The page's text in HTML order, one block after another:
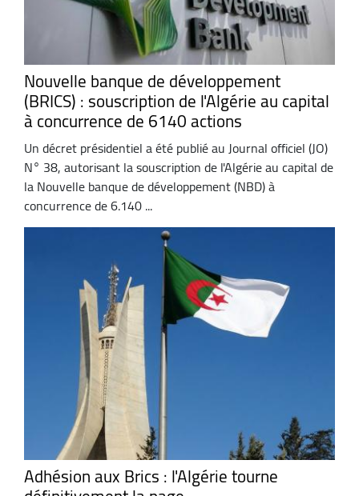
Nouvelle banque de développement
(BRICS) : souscription de l'Algérie au capital
à concurrence de 6140 actions
Un décret présidentiel a été publié au Journal officiel (JO)
N° 38, autorisant la souscription de l'Algérie au capital de
la Nouvelle banque de développement (NBD) à
concurrence de 6.140 ...
Adhésion aux Brics : l'Algérie tourne